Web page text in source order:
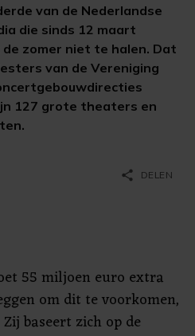
van de Nederlandse
die sinds 12 maart
zomer niet te halen. Dat
van de Vereniging
127 grote theaters en
share DELEN
55 miljoen euro extra
om dit te voorkomen,
baseert zich op de